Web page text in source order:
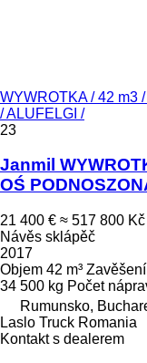
WYWROTKA / 42 m3
/ ALUFELGI /
23
Janmil
OŚ
21 400 € ≈ 517 800 Kč
Návěs sklápěč
2017
Objem 42 m³ Zavěšení
34 500 kg Počet
Rumunsko,
Laslo Truck Romania
Kontakt s dealerem